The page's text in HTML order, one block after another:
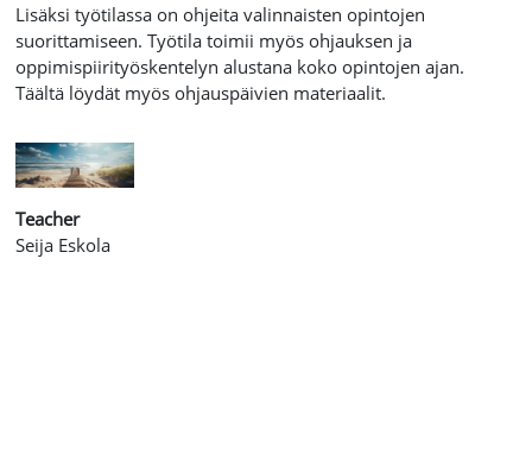
Lisäksi työtilassa on ohjeita valinnaisten opintojen
suorittamiseen. Työtila toimii myös ohjauksen ja
oppimispiirityöskentelyn alustana koko opintojen ajan.
Täältä löydät myös ohjauspäivien materiaalit.
Teacher
Seija Eskola